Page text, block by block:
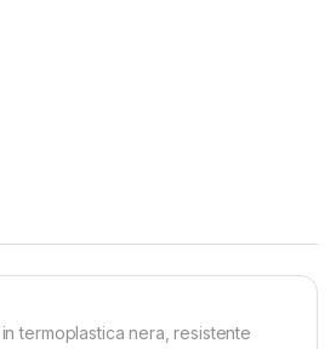
termoplastica nera, resistente